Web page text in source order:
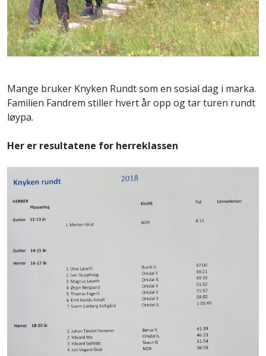
Mange bruker Knyken Rundt som en sosial dag i marka.
Familien Fandrem stiller hvert år opp og tar turen rundt
løypa.
Her er resultatene for herreklassen